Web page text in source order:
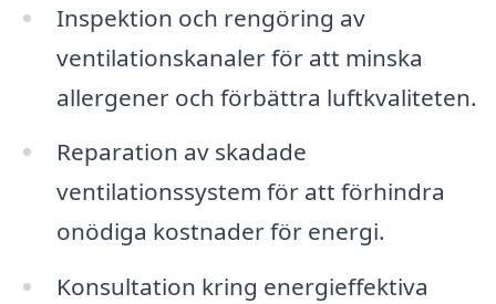
Inspektion och rengöring av
ventilationskanaler för att minska
allergener och förbättra luftkvaliteten.
Reparation av skadade
ventilationssystem för att förhindra
onödiga kostnader för energi.
Konsultation kring energieffektiva